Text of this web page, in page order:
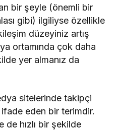
bir şeyle (önemli bir
gibi) ilgiliyse özellikle
düzeyiniz artış
ortamında çok daha
yer almanız da
sitelerinde takipçi
ifade eden bir terimdir.
de hızlı bir şekilde